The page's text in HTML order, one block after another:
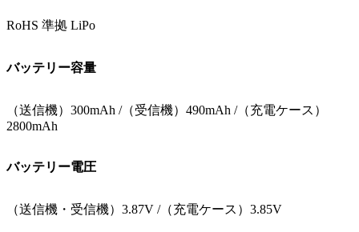
RoHS 準拠 LiPo
バッテリー容量
（送信機）300mAh /（受信機）490mAh /（充電ケース）
2800mAh
バッテリー電圧
（送信機・受信機）3.87V /（充電ケース）3.85V